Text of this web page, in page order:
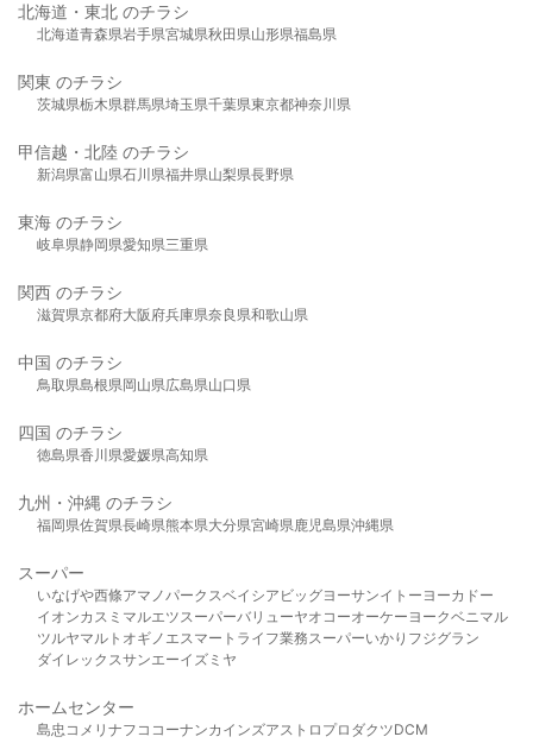
北海道・東北 のチラシ
北海道青森県岩手県宮城県秋田県山形県福島県
関東 のチラシ
茨城県栃木県群馬県埼玉県千葉県東京都神奈川県
甲信越・北陸 のチラシ
新潟県富山県石川県福井県山梨県長野県
東海 のチラシ
岐阜県静岡県愛知県三重県
関西 のチラシ
滋賀県京都府大阪府兵庫県奈良県和歌山県
中国 のチラシ
鳥取県島根県岡山県広島県山口県
四国 のチラシ
徳島県香川県愛媛県高知県
九州・沖縄 のチラシ
福岡県佐賀県長崎県熊本県大分県宮崎県鹿児島県沖縄県
スーパー
いなげや西條アマノパークスベイシア ビッグヨーサンイトーヨーカドー
イオンカスミ マルエツスーパーバリューヤオコーオーケー ヨークベニマル
ツルヤマルト オギノ エスマート ライフ業務スーパーいかり フジグラン
ダイレックスサンエーイズミヤ
ホームセンター
島忠 コメリ ナフコ コーナンカインズアストロプロダクツDCM